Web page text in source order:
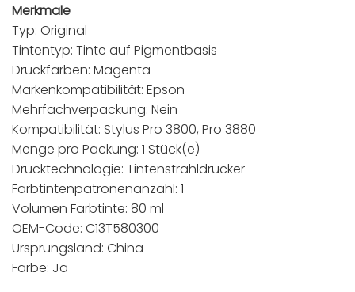
Merkmale
Typ: Original
Tintentyp: Tinte auf Pigmentbasis
Druckfarben: Magenta
Markenkompatibilität: Epson
Mehrfachverpackung: Nein
Kompatibilität: Stylus Pro 3800, Pro 3880
Menge pro Packung: 1 Stück(e)
Drucktechnologie: Tintenstrahldrucker
Farbtintenpatronenanzahl: 1
Volumen Farbtinte: 80 ml
OEM-Code: C13T580300
Ursprungsland: China
Farbe: Ja